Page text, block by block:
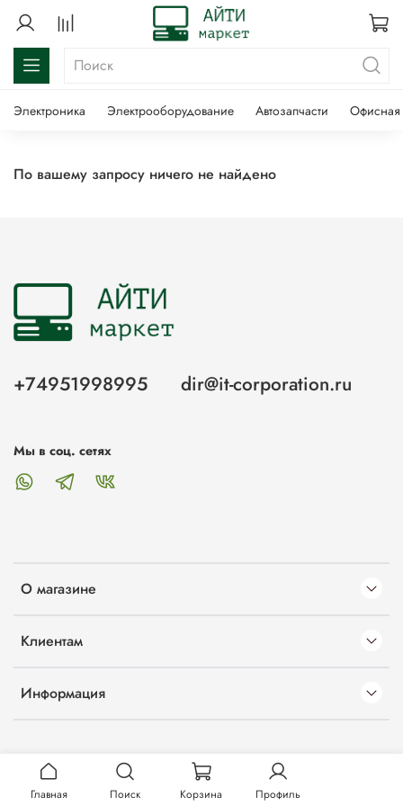
Электроника Электрооборудование Автозапчасти Офисная
По вашему запросу ничего не найдено
О магазине
Клиентам
Информация
+74951998995 dir@it-corporation.ru
Мы в соц. сетях
Главная Поиск Корзина Профиль